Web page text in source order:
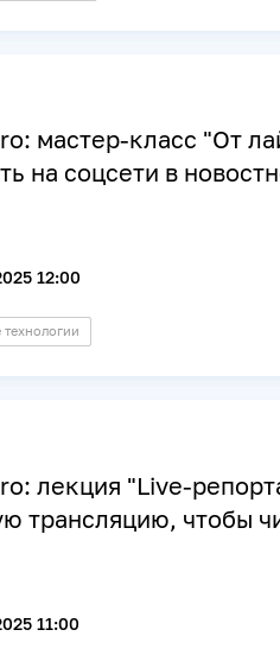
мастер-класс "От
на соцсети в
12:00
лекция "Live-
трансляцию, чтобы
11:00